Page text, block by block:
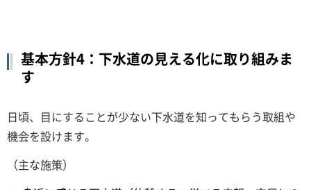
基本方針4：下水道の見える化に取り組みま
す
日頃、目にすることが少ない下水道を知ってもらう取組や
機会を設けます。
（主な施策）